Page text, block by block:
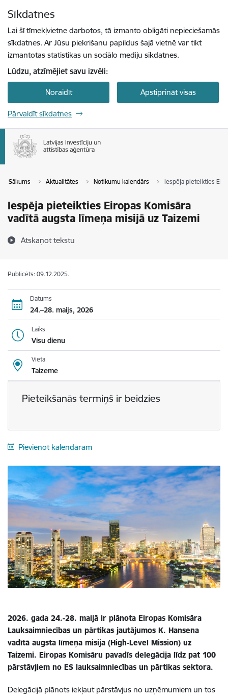
Sīkdatnes
Lai šī tīmekļvietne darbotos, tā izmanto obligāti nepieciešamās
sīkdatnes. Ar Jūsu piekrišanu papildus šajā vietnē var tikt
izmantotas statistikas un sociālo mediju sīkdatnes.
Lūdzu, atzīmējiet savu izvēli:
Noraidīt Apstiprināt visas
Pārvaldīt sīkdatnes
Sākums Aktualitātes Notikumu kalendārs Iespēja pieteikties
Iespēja pieteikties Eiropas Komisāra
vadītā augsta līmeņa misijā uz Taizemi
Atskaņot tekstu
Publicēts: 09.12.2025.
Datums
24.–28. maijs, 2026
Laiks
Visu dienu
Vieta
Taizeme
Pieteikšanās termiņš ir beidzies
Pievienot kalendāram
2026. gada 24.-28. maijā ir plānota Eiropas Komisāra
Lauksaimniecības un pārtikas jautājumos K. Hansena
vadītā augsta līmeņa misija (High-Level Mission) uz
Taizemi. Eiropas Komisāru pavadīs delegācija līdz pat 100
pārstāvjiem no ES lauksaimniecības un pārtikas sektora.
Delegācijā plānots iekļaut pārstāvjus no uzņēmumiem un tos